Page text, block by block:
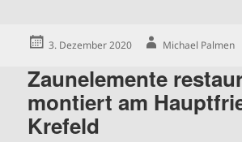
Posted
3. Dezember 2020 Author
Michael Palmen
Zaunelemente
montiert am
Krefeld